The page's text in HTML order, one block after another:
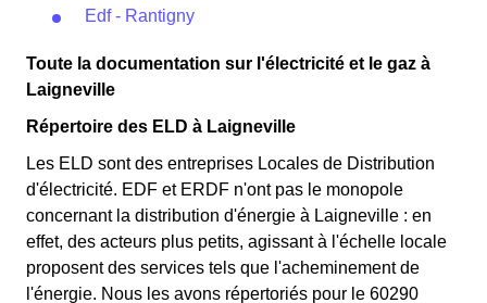
Edf - Rantigny
Toute la documentation sur l'électricité et le gaz à
Laigneville
Répertoire des ELD à Laigneville
Les ELD sont des entreprises Locales de Distribution
d'électricité. EDF et ERDF n'ont pas le monopole
concernant la distribution d'énergie à Laigneville : en
effet, des acteurs plus petits, agissant à l'échelle locale
proposent des services tels que l'acheminement de
l'énergie. Nous les avons répertoriés pour le 60290